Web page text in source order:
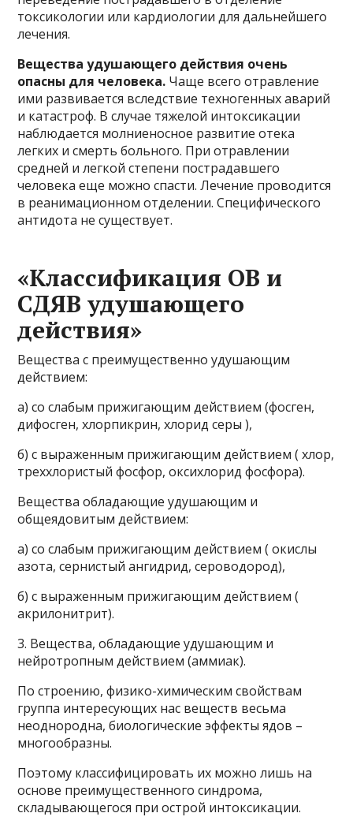
токсикологии или кардиологии для дальнейшего
лечения.
Вещества удушающего действия очень
опасны для человека. Чаще всего отравление
ими развивается вследствие техногенных аварий
и катастроф. В случае тяжелой интоксикации
наблюдается молниеносное развитие отека
легких и смерть больного. При отравлении
средней и легкой степени пострадавшего
человека еще можно спасти. Лечение проводится
в реанимационном отделении. Специфического
антидота не существует.
«Классификация ОВ и
СДЯВ удушающего
действия»
Вещества с преимущественно удушающим
действием:
а) со слабым прижигающим действием (фосген,
дифосген, хлорпикрин, хлорид серы ),
б) с выраженным прижигающим действием ( хлор,
треххлористый фосфор, оксихлорид фосфора).
Вещества обладающие удушающим и
общеядовитым действием:
а) со слабым прижигающим действием ( окислы
азота, сернистый ангидрид, сероводород),
б) с выраженным прижигающим действием (
акрилонитрит).
3. Вещества, обладающие удушающим и
нейротропным действием (аммиак).
По строению, физико-химическим свойствам
группа интересующих нас веществ весьма
неоднородна, биологические эффекты ядов –
многообразны.
Поэтому классифицировать их можно лишь на
основе преимущественного синдрома,
складывающегося при острой интоксикации.